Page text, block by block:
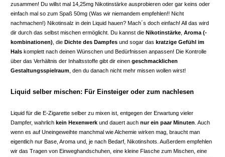
zusammen! Du willst mal 14,25mg Nikotinstärke ausprobieren oder gar keins oder
einfach mal so zum Spaß 50mg (Was wir niemandem empfehlen!! Nicht
nachmachen!) Nikotinsalz in dein Liquid hauen? Mach´s doch einfach! All das wird
dir durch das selbst mischen ermöglicht. Du kannst die Nikotinstärke Aroma (-
kombinationen) , die Dichte des Dampfes und sogar das kratzige Gefühl im
Hals komplett nach deinen Wünschen und Bedürfnissen anpassen! Die Kontrolle
über das Verhältnis der Inhaltsstoffe gibt dir einen geschmacklichen
Gestaltungsspielraum , den du danach nicht mehr missen wollen wirst!
Liquid selber mischen: Für Einsteiger oder zum nachlesen
Liquid für die E-Zigarette selber zu mixen ist, entgegen der Erwartung vieler
Dampfer, wahrlich kein Hexenwerk und dauert auch nur ein paar Minuten . Auch
wenn es auf Uneingeweihte manchmal wie Alchemie wirken mag, braucht man
eigentlich nur Base, Aroma und, je nach Bedarf, Nikotinshots. Außerdem empfehlen
wir das Tragen von Einweghandschuhen, eine kleine Flasche zum Mischen, eine